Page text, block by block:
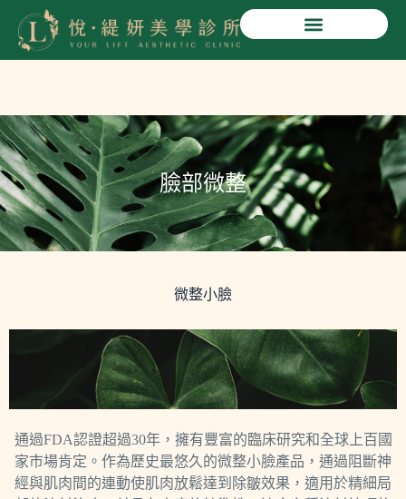
微整小臉除皺
悅緹妍美學診所
臉部微整
微整小臉
通過FDA認證超過30年，擁有豐富的臨床研究和全球上百國
家市場肯定。作為歷史最悠久的微整小臉產品，通過阻斷神
經與肌肉間的連動使肌肉放鬆達到除皺效果，適用於精細局